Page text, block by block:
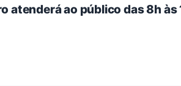
atenderá ao público das 8h